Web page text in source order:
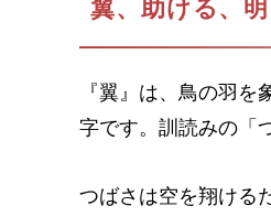
翼、助ける、明
『翼』は、鳥の羽
字です。訓読みの「
つばさは空を翔ける